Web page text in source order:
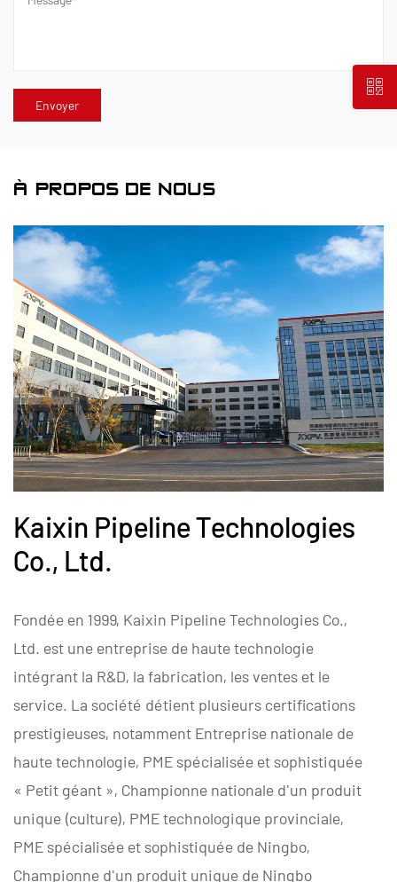
À PROPOS DE NOUS
Kaixin Pipeline Technologies
Co., Ltd.
Fondée en 1999, Kaixin Pipeline Technologies Co.,
Ltd. est une entreprise de haute technologie
intégrant la R&D, la fabrication, les ventes et le
service. La société détient plusieurs certifications
prestigieuses, notamment Entreprise nationale de
haute technologie, PME spécialisée et sophistiquée
« Petit géant », Championne nationale d'un produit
unique (culture), PME technologique provinciale,
PME spécialisée et sophistiquée de Ningbo,
Championne d'un produit unique de Ningbo